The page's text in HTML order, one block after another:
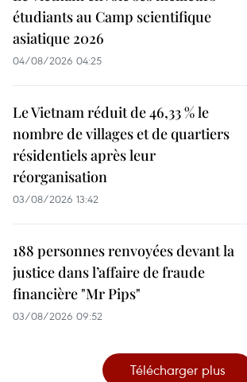
étudiants au Camp scientifique
asiatique 2026
04/08/2026 04:25
Le Vietnam réduit de 46,33 % le
nombre de villages et de quartiers
résidentiels après leur
réorganisation
03/08/2026 13:42
188 personnes renvoyées devant la
justice dans l’affaire de fraude
financière "Mr Pips"
03/08/2026 09:52
Télécharger plus